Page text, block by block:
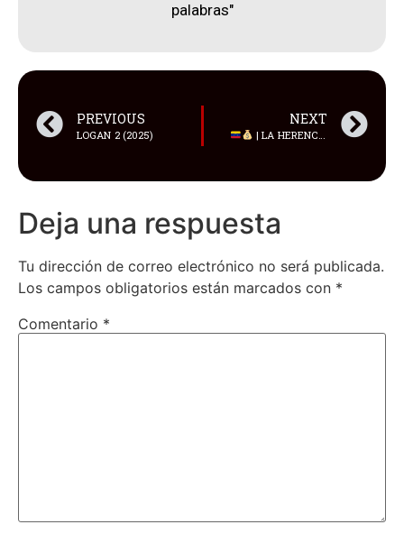
palabras"
PREVIOUS
LOGAN 2 (2025)
NEXT
| LA HERENCIA DEL “SOCIALISMO”
Deja una respuesta
Tu dirección de correo electrónico no será publicada.
Los campos obligatorios están marcados con *
Comentario *